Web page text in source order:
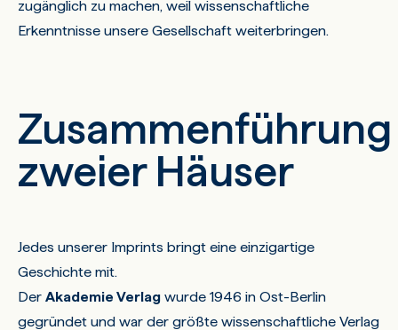
zugänglich zu machen, weil wissenschaftliche
Erkenntnisse unsere Gesellschaft weiterbringen.
Zusammenführung
zweier Häuser
Jedes unserer Imprints bringt eine einzigartige
Geschichte mit.
Der Akademie Verlagwurde 1946 in Ost-Berlin
gegründet und war der größte wissenschaftliche Verlag